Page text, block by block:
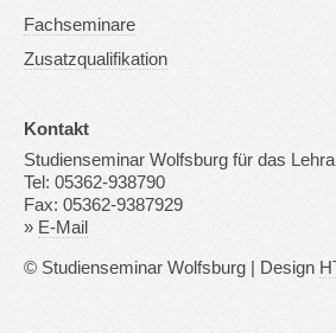
Fachseminare
Zusatzqualifikation
Kontakt
Studienseminar Wolfsburg für das
Tel: 05362-938790
Fax: 05362-9387929
» E-Mail
© Studienseminar Wolfsburg | Design